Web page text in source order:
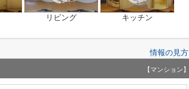
リビング キッチン
情報の見方
【マンション】